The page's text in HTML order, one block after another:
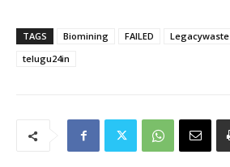
TAGS Biomining FAILED Legacywaste
telugu24in